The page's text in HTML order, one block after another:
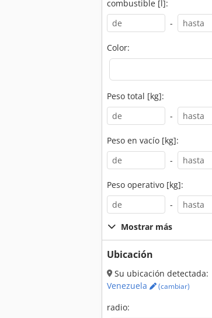
combustible [l]:
-
Color:
Peso total [kg]:
-
Peso en vacío [kg]:
-
Peso operativo [kg]:
-
Mostrar más
Ubicación
Su ubicación detectada:
Venezuela
(cambiar)
radio: